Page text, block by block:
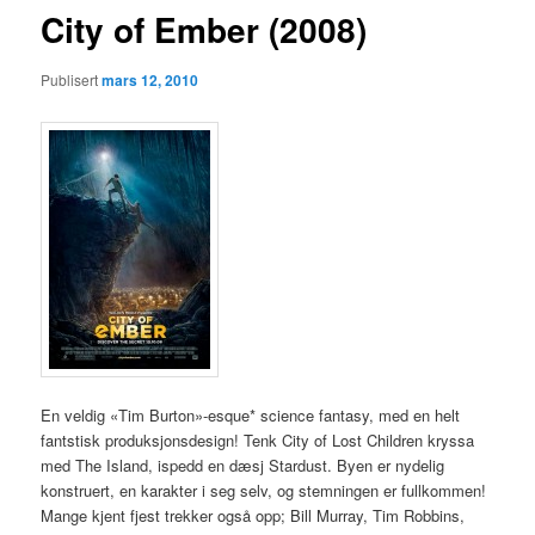
City of Ember (2008)
Publisertmars 12, 2010
En veldig «Tim Burton»-esque* science fantasy, med en helt
fantstisk produksjonsdesign! Tenk City of Lost Children kryssa
med The Island, ispedd en dæsj Stardust. Byen er nydelig
konstruert, en karakter i seg selv, og stemningen er fullkommen!
Mange kjent fjest trekker også opp; Bill Murray, Tim Robbins,